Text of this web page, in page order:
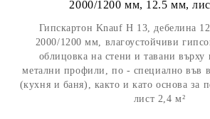
2000/1200 мм, 12.5 мм,
Гипскартон Knauf Н 13, дебелина
2000/1200 мм, влагоустойчиви
облицовка на стени и тавани върху
метални профили, по - специално във
(кухня и баня), както и като основа за
лист 2,4 м²